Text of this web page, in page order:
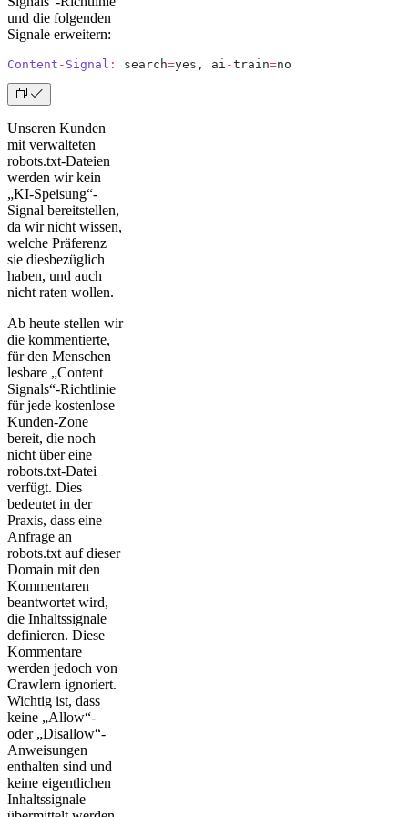
und die folgenden
Signale erweitern:
Content - Signal : search=yes, ai -train=no
Unseren Kunden
mit verwalteten
robots.txt-Dateien
werden wir kein
„KI-Speisung“-
Signal bereitstellen,
da wir nicht wissen,
welche Präferenz
sie diesbezüglich
haben, und auch
nicht raten wollen.
Ab heute stellen wir
die kommentierte,
für den Menschen
lesbare „Content
Signals“-Richtlinie
für jede kostenlose
Kunden-Zone
bereit, die noch
nicht über eine
robots.txt-Datei
verfügt. Dies
bedeutet in der
Praxis, dass eine
Anfrage an
robots.txt auf dieser
Domain mit den
Kommentaren
beantwortet wird,
die Inhaltssignale
definieren. Diese
Kommentare
werden jedoch von
Crawlern ignoriert.
Wichtig ist, dass
keine „Allow“-
oder „Disallow“-
Anweisungen
enthalten sind und
keine eigentlichen
Inhaltssignale